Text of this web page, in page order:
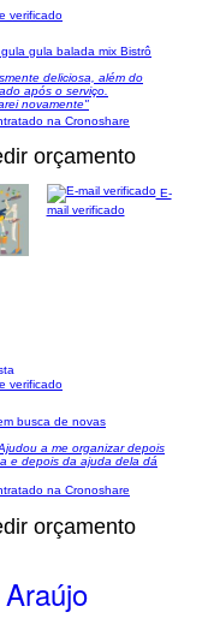
verificado
gula balada mix Bistrô
deliciosa, além do
após o serviço.
novamente"
na Cronoshare
orçamento
E-
mail verificado
verificado
busca de novas​
a me organizar depois
e depois da ajuda dela dá
na Cronoshare
orçamento